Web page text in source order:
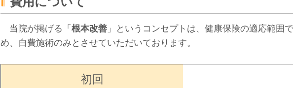
当院が掲げる「根本改善 」というコンセプトは、健康保険の適応範囲
め、自費施術のみとさせていただいております。
初回